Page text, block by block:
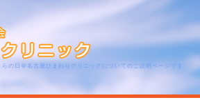
の日＠名古屋ひまわりクリニックについてのご説明ページです